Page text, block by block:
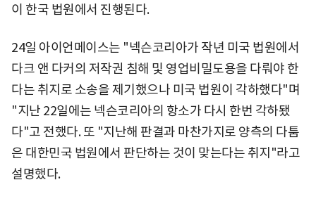
이 한국 법원에서 진행된다.
24일 아이언메이스는 "넥슨코리아가 작년 미국 법원에서
다크 앤 다커의 저작권 침해 및 영업비밀도용을 다뤄야 한
다는 취지로 소송을 제기했으나 미국 법원이 각하했다"며
"지난 22일에는 넥슨코리아의 항소가 다시 한번 각하됐
다"고 전했다. 또 "지난해 판결과 마찬가지로 양측의 다툼
은 대한민국 법원에서 판단하는 것이 맞는다는 취지"라고
설명했다.